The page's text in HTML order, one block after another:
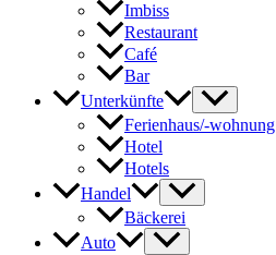
Imbiss
Restaurant
Café
Bar
Unterkünfte
Ferienhaus/-wohnung
Hotel
Hotels
Handel
Bäckerei
Auto